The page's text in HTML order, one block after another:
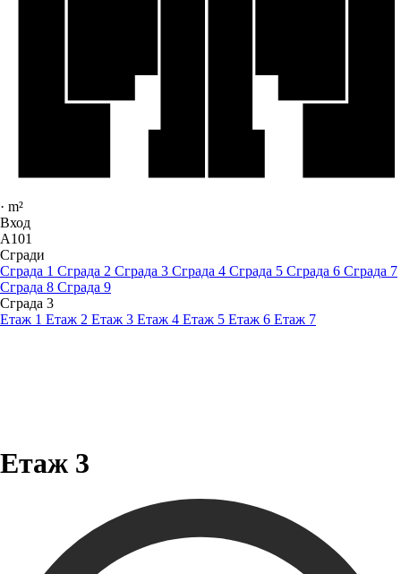
· m²
Вход
A101
Сгради
Сграда 1 Сграда 2 Сграда 3 Сграда 4 Сграда 5 Сграда 6 Сграда 7
Сграда 8 Сграда 9
Сграда 3
Етаж 1 Етаж 2 Етаж 3 Етаж 4 Етаж 5 Етаж 6 Етаж 7
Етаж 3